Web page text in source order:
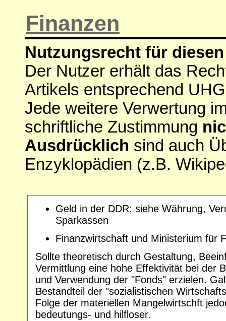
Finanzen
Nutzungsrecht für
Der Nutzer erhält das
Artikels entsprechend
Jede weitere Verwertung
schriftliche Zustimmung
Ausdrücklich sind auch
Enzyklopädien (z.B.
Geld in der DDR: siehe Währung,
Sparkassen
Finanzwirtschaft und Ministerium für
Sollte theoretisch durch Gestaltung,
Vermittlung eine hohe Effektivität bei der
und Verwendung der "Fonds" erzielen.
Bestandteil der "sozialistischen
Folge der materiellen Mangelwirtschft
bedeutungs- und hilfloser.